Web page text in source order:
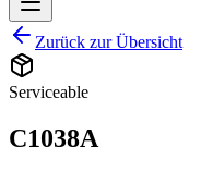
Zurück zur Übersicht
Serviceable
C1038A